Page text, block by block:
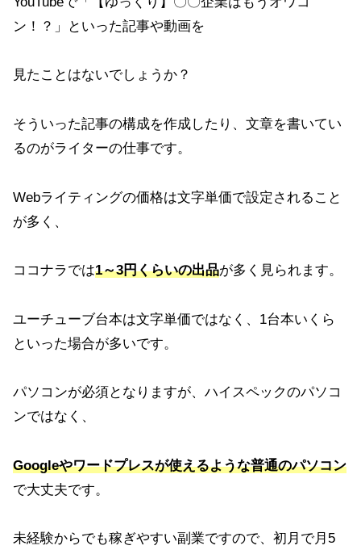
ン！？」といった記事や動画を
見たことはないでしょうか？
そういった記事の構成を作成したり、文章を書いてい
るのがライターの仕事です。
Webライティングの価格は文字単価で設定されること
が多く、
ココナラでは1～3円くらいの出品が多く見られます。
ユーチューブ台本は文字単価ではなく、1台本いくら
といった場合が多いです。
パソコンが必須となりますが、ハイスペックのパソコ
ンではなく、
Googleやワードプレスが使えるような普通のパソコン
で大丈夫です。
未経験からでも稼ぎやすい副業ですので、初月で月5